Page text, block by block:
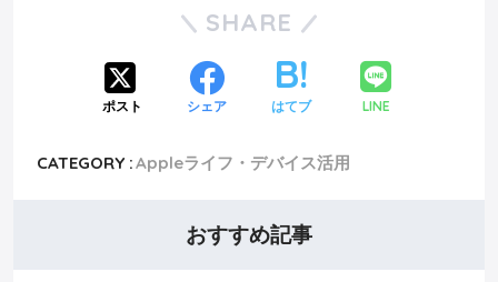
SHARE
ポスト シェア はてブ LINE
CATEGORY :Appleライフ・デバイス活用
おすすめ記事